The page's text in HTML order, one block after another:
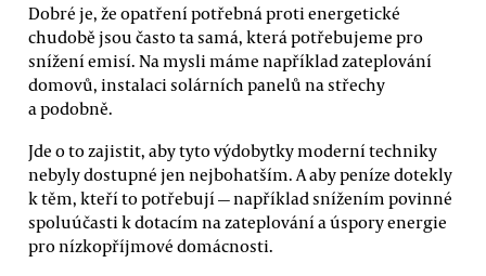
Dobré je, že opatření potřebná proti energetické
chudobě jsou často ta samá, která potřebujeme pro
snížení emisí. Na mysli máme například zateplování
domovů, instalaci solárních panelů na střechy
a podobně.
Jde o to zajistit, aby tyto výdobytky moderní techniky
nebyly dostupné jen nejbohatším. A aby peníze dotekly
k těm, kteří to potřebují — například snížením povinné
spoluúčasti k dotacím na zateplování a úspory energie
pro nízkopříjmové domácnosti.